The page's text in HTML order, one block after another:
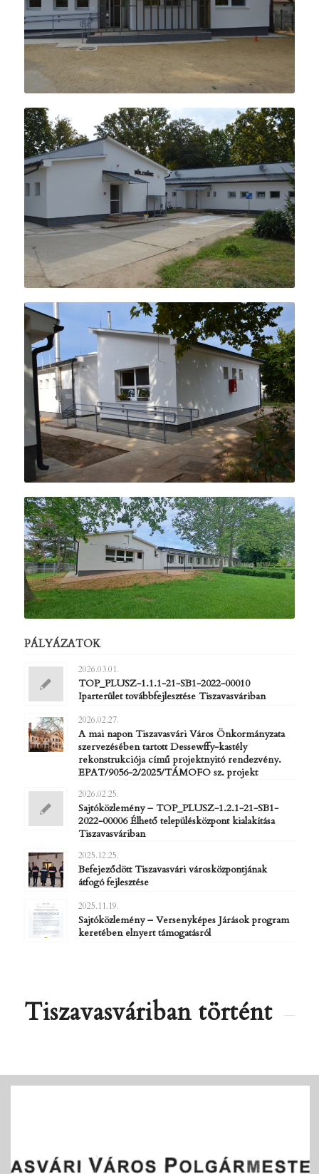
PÁLYÁZATOK
2026.03.01.
TOP_PLUSZ-1.1.1-21-SB1-2022-00010
Iparterület továbbfejlesztése Tiszavasváriban
2026.02.27.
A mai napon Tiszavasvári Város Önkormányzata
szervezésében tartott Dessewffy-kastély
rekonstrukciója című projektnyitó rendezvény.
EPAT/9056-2/2025/TÁMOFO sz. projekt
2026.02.25.
Sajtóközlemény – TOP_PLUSZ-1.2.1-21-SB1-
2022-00006 Élhető településközpont kialakítása
Tiszavasváriban
2025.12.25.
Befejeződött Tiszavasvári városközpontjának
átfogó fejlesztése
2025.11.19.
Sajtóközlemény – Versenyképes Járások program
keretében elnyert támogatásról
Tiszavasváriban történt